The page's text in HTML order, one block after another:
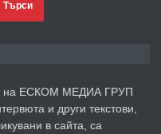
преди 2 години
Търси
на ЕСКОМ МЕДИА ГРУП
и други текстови,
в сайта, са